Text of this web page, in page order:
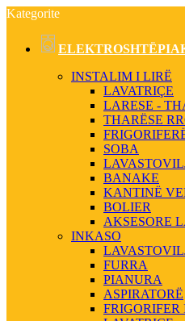
Kategorite
INSTALIM I LIRË
LAVATRIÇE
LARESE -
THARËSE
SOBA
BANAKE
KANTINË
BOLIER
AKSESORE
INKASO
FURRA
PIANURA
ASPIRATORË
FRIGORIFER